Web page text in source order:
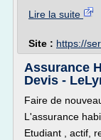
Lire la suite
Site : https://
Assurance
Devis -
Faire de
L'assurance
Etudiant , actif,